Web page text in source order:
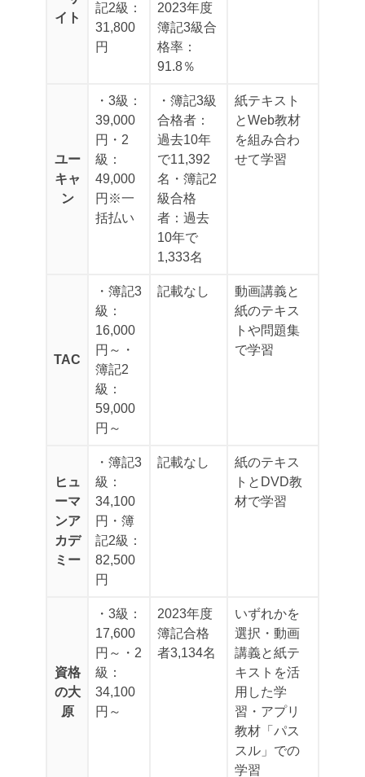
イト
記2級：
31,800
円
2023年度
簿記3級合
格率：
91.8％
ユー
キャ
ン
・3級：
39,000
円 ・2
級：
49,000
円 ※一
括払い
・簿記3級
合格者：
過去10年
で11,392
名 ・簿記2
級合格
者：過去
10年で
1,333名
紙テキスト
とWeb教材
を組み合わ
せて学習
TAC
・簿記3
級：
16,000
円～ ・
簿記2
級：
59,000
円～
記載なし
動画講義と
紙のテキス
トや問題集
で学習
ヒュ
ーマ
ンア
カデ
ミー
・簿記3
級：
34,100
円 ・簿
記2級：
82,500
円
記載なし
紙のテキス
トとDVD教
材で学習
資格
の大
原
・3級：
17,600
円～ ・2
級：
34,100
円～
2023年度
簿記合格
者3,134名
いずれかを
選択 ・動画
講義と紙テ
キストを活
用した学
習 ・アプリ
教材「パス
スル」での
学習